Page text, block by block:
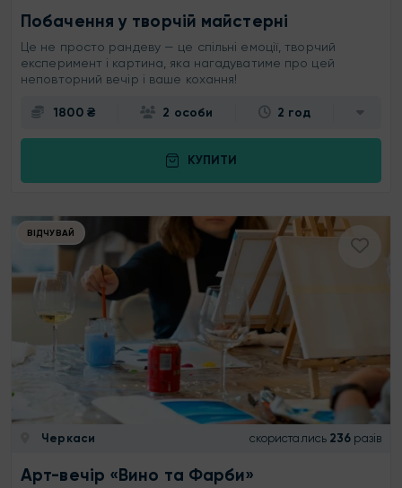
Побачення у творчій майстерні
Це не просто рандеву — це спільні емоції, творчий
експеримент і картина, яка нагадуватиме про цей
неповторний вечір і ваше кохання!
1800 ₴ 2 особи 2 год
КУПИТИ
ВІДЧУВАЙ
Черкаси скористались 236 разів
Арт-вечір «Вино та Фарби»